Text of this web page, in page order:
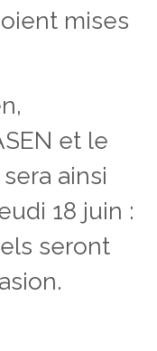
mises
et le
ainsi
18 juin :
seront